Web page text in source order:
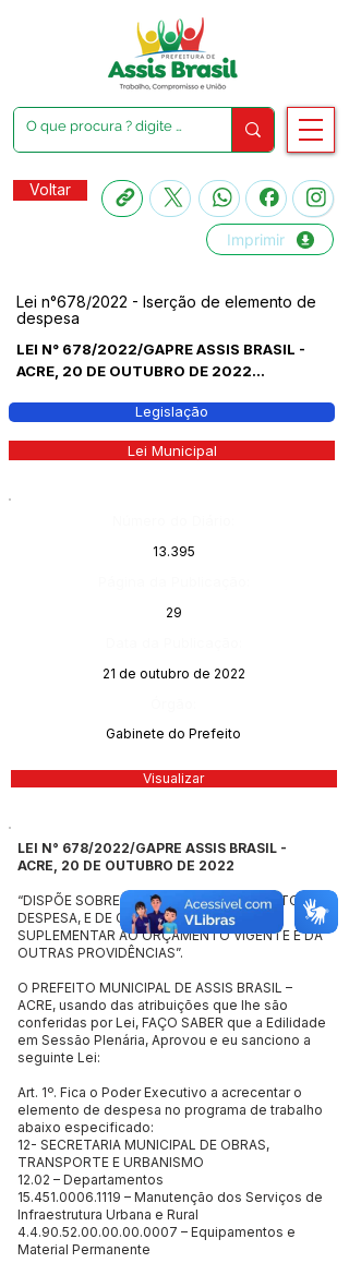
Voltar
Imprimir
Lei n°678/2022 - Iserção de elemento de
despesa
LEI N° 678/2022/GAPRE ASSIS BRASIL -
ACRE, 20 DE OUTUBRO DE 2022...
Legislação
Lei Municipal
13.395
29
21 de outubro de 2022
Gabinete do Prefeito
Visualizar
LEI N° 678/2022/GAPRE ASSIS BRASIL -
ACRE, 20 DE OUTUBRO DE 2022
“DISPÕE SOBRE A INSERÇÃO DE ELEMENTO DE
DESPESA, E DE CRÉDITO ADICIONAL
SUPLEMENTAR AO ORÇAMENTO VIGENTE E DÁ
OUTRAS PROVIDÊNCIAS”.
O PREFEITO MUNICIPAL DE ASSIS BRASIL –
ACRE, usando das atribuições que lhe são
conferidas por Lei, FAÇO SABER que a Edilidade
em Sessão Plenária, Aprovou e eu sanciono a
seguinte Lei:
Art. 1º. Fica o Poder Executivo a acrecentar o
elemento de despesa no programa de trabalho
abaixo especificado:
12- SECRETARIA MUNICIPAL DE OBRAS,
TRANSPORTE E URBANISMO
12.02 – Departamentos
15.451.0006.1119 – Manutenção dos Serviços de
Infraestrutura Urbana e Rural
4.4.90.52.00.00.00.0007 – Equipamentos e
Material Permanente